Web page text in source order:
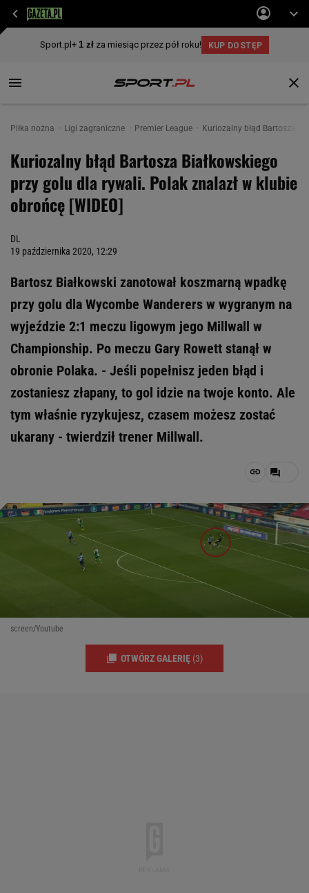
Piłka nożna Ligi zagraniczne Premier League Kuriozalny błąd Bartosza
Kuriozalny błąd Bartosza Białkowskiego
przy golu dla rywali. Polak znalazł w klubie
obrońcę [WIDEO]
DL
19 października 2020, 12:29
Bartosz Białkowski zanotował koszmarną wpadkę
przy golu dla Wycombe Wanderers w wygranym na
wyjeździe 2:1 meczu ligowym jego Millwall w
Championship. Po meczu Gary Rowett stanął w
obronie Polaka. - Jeśli popełnisz jeden błąd i
zostaniesz złapany, to gol idzie na twoje konto. Ale
tym właśnie ryzykujesz, czasem możesz zostać
ukarany - twierdził trener Millwall.
screen/Youtube
OTWÓRZ GALERIĘ (3)